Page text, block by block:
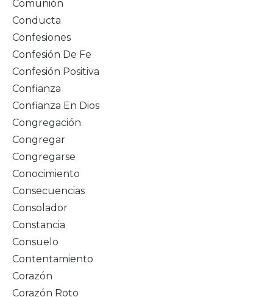
Comunión
Conducta
Confesiones
Confesión De Fe
Confesión Positiva
Confianza
Confianza En Dios
Congregación
Congregar
Congregarse
Conocimiento
Consecuencias
Consolador
Constancia
Consuelo
Contentamiento
Corazón
Corazón Roto